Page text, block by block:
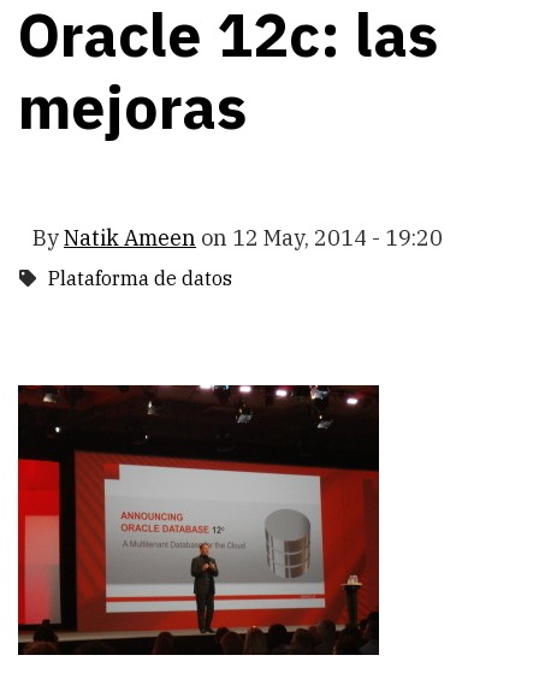
Oracle 12c: las
mejoras
ByNatik Ameen on 12 May, 2014 - 19:20
Plataforma de datos